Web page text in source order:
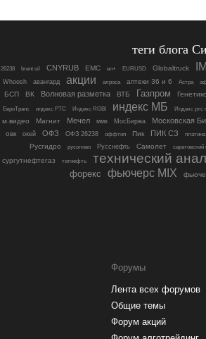
теги блога
26238 brent oil CNYRUB EMC en+ EURUSD Globaltruck
Whoosh авангард акции алроса аптеки 36 и 6 Астра
БСП ВК Волновая разметка ВТБ Газпром Генетико
ЕвроТранс индекс РТС Индекс RGBI индекс МБ Индекс ртс
м.видео Магнит Мечел ммк МосБиржа Московская
овк окей ОФЗ ОФЗ 26238 оффтоп Пик ПИК СЗ платина
Русгидро
русолово Русснефть Самолет саратовский
сургутнефтегаз татнефть технический
форекс фьючерс MIX
Форумы
Лента всех форумов
Общие темы
Форум акций